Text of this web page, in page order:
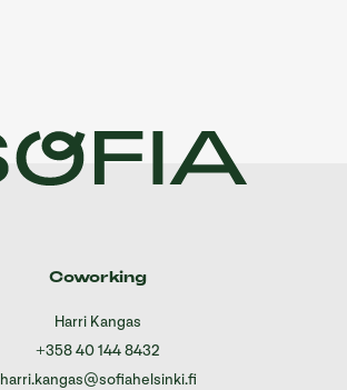
Coworking
Harri Kangas
+358 40 144 8432
harri.kangas@sofiahelsinki.fi